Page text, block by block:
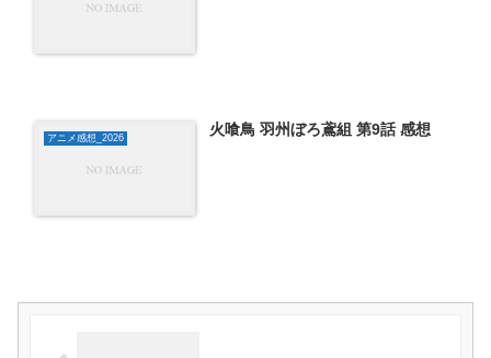
アニメ感想_2026 火喰鳥 羽州ぼろ鳶組 第9話 感想